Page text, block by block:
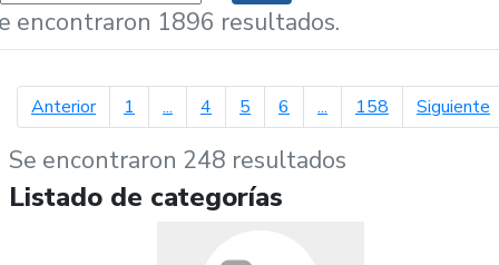
encontraron 1896 resultados.
Anteriorpágina anterior
1 ... 4 5 6 ... 158 Siguiente
Se encontraron 248 resultados
Listado de categorías